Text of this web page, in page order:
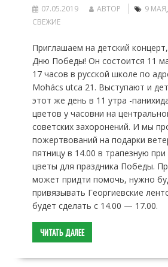
07.05.2019 АВТОР 9 МАЯ,
СВЕЖИЕ
Приглашаем на детский
Дню Победы! Он состоится 11
17 часов в русской школе по
Mohács utca 21. Выступают и
этот же день в 11 утра -
цветов у часовни на
советских захоронений. И мы
пожертвований на подарки
пятницу в 14.00 в трапезную
цветы для праздника Победы.
может придти помочь, нужно
привязывать Георгиевские
будет сделать с 14.00 — 17.00.
ЧИТАТЬ ДАЛЕЕ